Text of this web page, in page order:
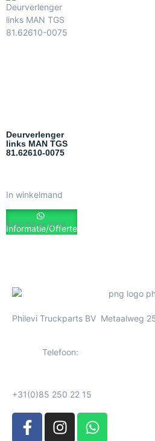
Deurverlenger
links MAN TGS
81.62610-0075
€250.00 ex. BTW
In winkelmand
Informatie/Offerte
Philevi Truckparts BV Metaalweg
Telefoon:
+31(0)85 250 22 15